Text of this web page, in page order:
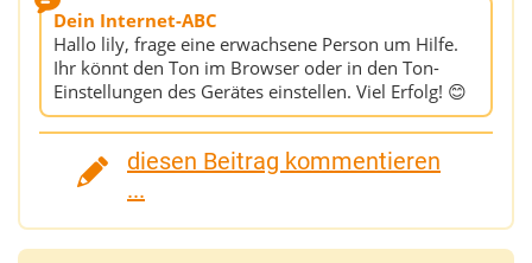
Dein Internet-ABC
Hallo lily, frage eine erwachsene Person um Hilfe.
Ihr könnt den Ton im Browser oder in den Ton-
Einstellungen des Gerätes einstellen. Viel Erfolg! 😊
diesen Beitrag kommentieren
...